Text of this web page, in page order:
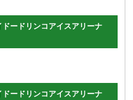
ードリンコアイスアリーナ
ードリンコアイスアリーナ